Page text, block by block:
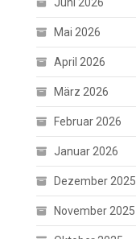
Juni 2026
Mai 2026
April 2026
März 2026
Februar 2026
Januar 2026
Dezember 2025
November 2025